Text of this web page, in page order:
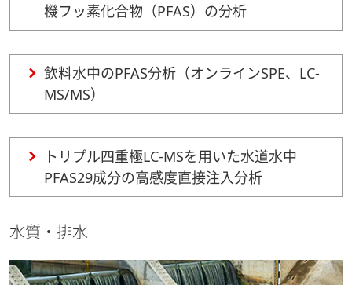
機フッ素化合物（PFAS）の分析
飲料水中のPFAS分析（オンラインSPE、LC-
MS/MS）
トリプル四重極LC-MSを用いた水道水中
PFAS29成分の高感度直接注入分析
水質・排水